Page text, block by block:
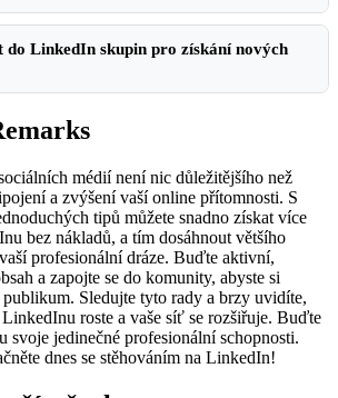
do LinkedIn skupin pro získání nových
médií není nic důležitějšího než
a zvýšení vaší online přítomnosti. S
tipů můžete snadno získat více
bez nákladů, a tím dosáhnout většího
profesionální dráze. Buďte aktivní,
a zapojte se do komunity, abyste si
Sledujte tyto rady a brzy uvidíte,
roste a vaše síť se rozšiřuje. Buďte
svoje jedinečné profesionální schopnosti.
dnes se stěhováním na LinkedIn!